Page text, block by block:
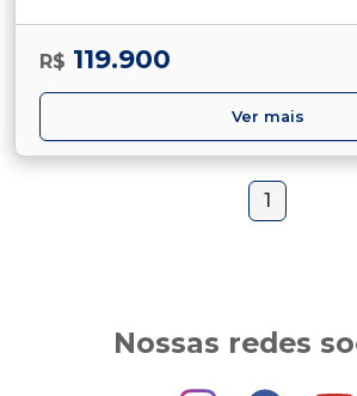
R$ 119.900
Ver mais
1
Nossas redes